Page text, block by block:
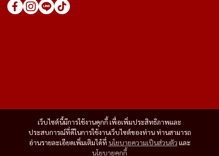
เว็บไซต์นี้มีการใช้งานคุกกี้ เพื่อเพิ่มประสิทธิภาพและ
ประสบการณ์ที่ดีในการใช้งานเว็บไซต์ของท่าน ท่านสามารถ
อ่านรายละเอียดเพิ่มเติมได้ที่ นโยบายความเป็นส่วนตัว และ
นโยบายคุกกี้